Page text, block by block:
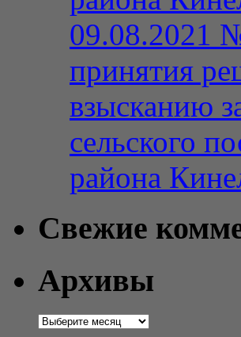
09.08.2021
принятия
взысканию
сельского
района
Свежие
Архивы
Архивы